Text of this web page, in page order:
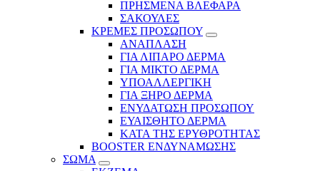
ΠΡΗΣΜΕΝΑ ΒΛΕΦΑΡΑ
ΣΑΚΟΥΛΕΣ
ΚΡΕΜΕΣ ΠΡΟΣΩΠΟΥ
ΑΝΑΠΛΑΣΗ
ΓΙΑ ΛΙΠΑΡΟ ΔΕΡΜΑ
ΓΙΑ ΜΙΚΤΟ ΔΕΡΜΑ
ΥΠΟΑΛΛΕΡΓΙΚΗ
ΓΙΑ ΞΗΡΟ ΔΕΡΜΑ
ΕΝΥΔΑΤΩΣΗ ΠΡΟΣΩΠΟΥ
ΕΥΑΙΣΘΗΤΟ ΔΕΡΜΑ
ΚΑΤΑ ΤΗΣ ΕΡΥΘΡΟΤΗΤΑΣ
BOOSTER ΕΝΔΥΝΑΜΩΣΗΣ
ΣΩΜΑ